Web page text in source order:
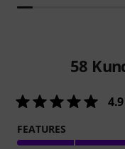
58
4.9
FEATURES